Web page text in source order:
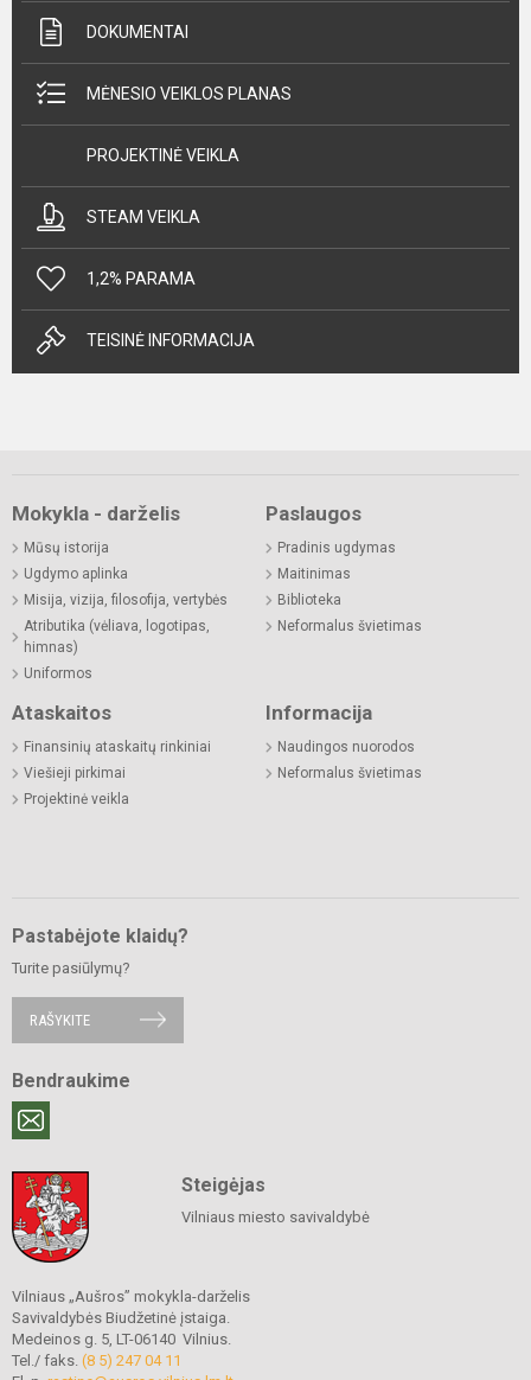
DOKUMENTAI
MĖNESIO VEIKLOS PLANAS
PROJEKTINĖ VEIKLA
STEAM VEIKLA
1,2% PARAMA
TEISINĖ INFORMACIJA
Mokykla - darželis
Mūsų istorija
Ugdymo aplinka
Misija, vizija, filosofija, vertybės
Atributika (vėliava, logotipas,
himnas)
Uniformos
Paslaugos
Pradinis ugdymas
Maitinimas
Biblioteka
Neformalus švietimas
Ataskaitos
Finansinių ataskaitų rinkiniai
Viešieji pirkimai
Projektinė veikla
Informacija
Naudingos nuorodos
Neformalus švietimas
Pastabėjote klaidų?
Turite pasiūlymų?
RAŠYKITE
Bendraukime
Steigėjas
Vilniaus miesto savivaldybė
Vilniaus „Aušros” mokykla-darželis
Savivaldybės Biudžetinė įstaiga.
Medeinos g. 5, LT-06140 Vilnius.
Tel./ faks. (8 5) 247 04 11